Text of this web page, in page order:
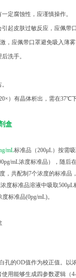
定腐蚀性，应谨慎操作。
起皮肤过敏反应，应佩带
，应佩带口罩避免吸入薄雾
洗手。
）有晶体析出，需在37℃
盒
mL标准品（200μL）按需
mL浓度标准品），随
，共配制7个浓度的标准品
度标准品溶液中吸取500μL
标准品(0pg/mL)。
孔的OD值作为校正值。以
用能够生成四参数逻辑（